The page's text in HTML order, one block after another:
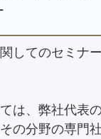
してのセミナ
は、弊社代表
の分野の専門